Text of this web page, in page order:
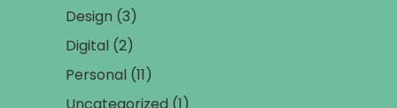
Design (3)
Digital (2)
Personal (11)
Uncategorized (1)